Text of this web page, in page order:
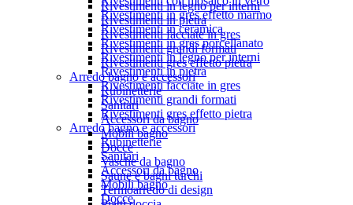
Rivestimenti in gres effetto marmo
Rivestimenti in ceramica
Rivestimenti in gres porcellanato
Rivestimenti in legno per interni
Rivestimenti in pietra
Rivestimenti facciate in gres
Rivestimenti grandi formati
Rivestimenti gres effetto pietra
Arredo bagno e accessori
Rubinetterie
Sanitari
Accessori da bagno
Mobili bagno
Docce
Rivestimenti in legno per interni
Rivestimenti in pietra
Rivestimenti facciate in gres
Rivestimenti grandi formati
Rivestimenti gres effetto pietra
Arredo bagno e accessori
Rubinetterie
Sanitari
Accessori da bagno
Mobili bagno
Docce
Vasche da bagno
Saune e bagni turchi
Termoarredo di design